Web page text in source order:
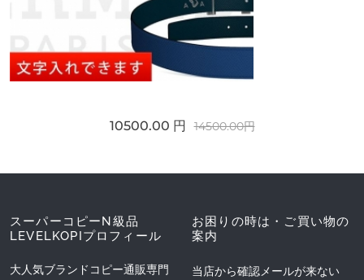
10500.00 円 14500.00円
スーパーコピーN級品
LEVELKOPIプロフィール
大人気ブランドコピー通販専門
お困りの時は・ご買い物の
案内
当店から確認メールが来ない